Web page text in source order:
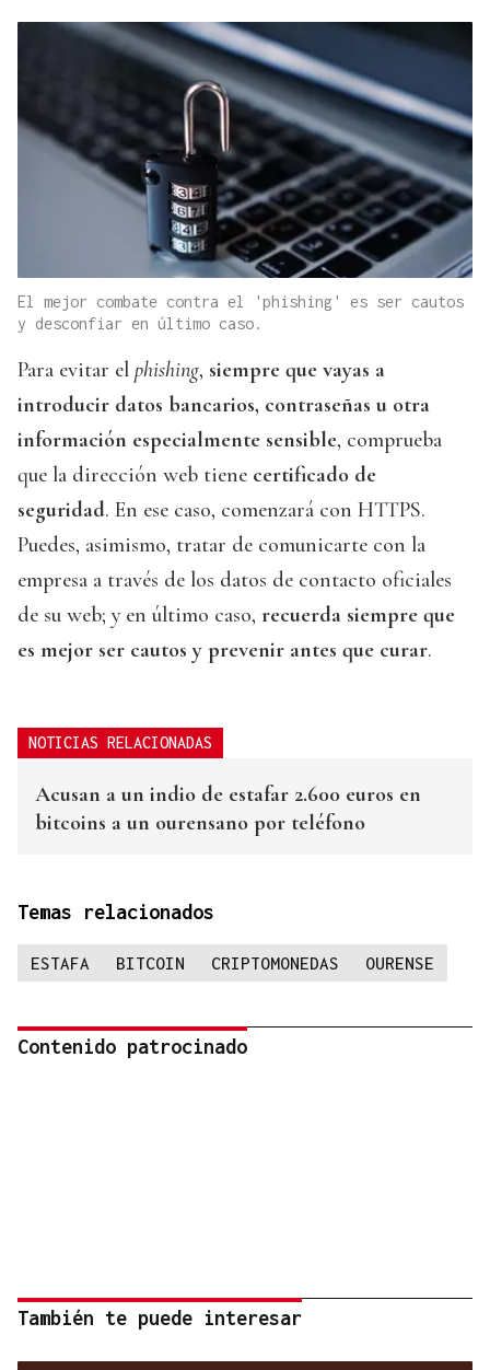
El mejor combate contra el 'phishing' es ser cautos
y desconfiar en último caso.
Para evitar el phishing, siempre que vayas a
introducir datos bancarios, contraseñas u otra
información especialmente sensible, comprueba
que la dirección web tiene certificado de
seguridad. En ese caso, comenzará con HTTPS.
Puedes, asimismo, tratar de comunicarte con la
empresa a través de los datos de contacto oficiales
de su web; y en último caso, recuerda siempre que
es mejor ser cautos y prevenir antes que curar.
NOTICIAS RELACIONADAS
Acusan a un indio de estafar 2.600 euros en
bitcoins a un ourensano por teléfono
Temas relacionados
ESTAFA BITCOIN CRIPTOMONEDAS OURENSE
Contenido patrocinado
También te puede interesar